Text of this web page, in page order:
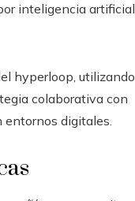
inteligencia artificial
hyperloop, utilizando
colaborativa con
entornos digitales.